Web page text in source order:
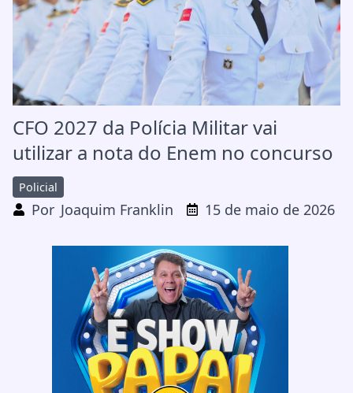
CFO 2027 da Polícia Militar vai
utilizar a nota do Enem no concurso
Policial
Por Joaquim Franklin 15 de maio de 2026